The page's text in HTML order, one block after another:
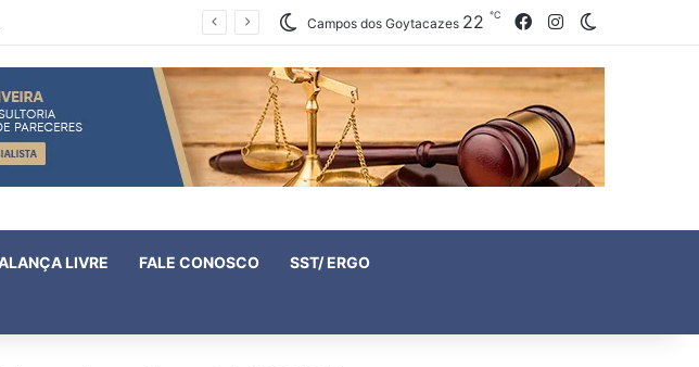
Campos dos Goytacazes 22 ℃ FacebookInstagram
LIVRE FALE CONOSCO SST/ ERGO